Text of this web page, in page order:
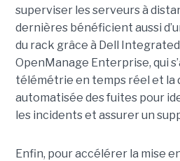
superviser les serveurs à
dernières bénéficient aussi
du rack grâce à Dell
OpenManage Enterprise, qui
télémétrie en temps réel et la
automatisée des fuites pour
les incidents et assurer un
Enfin, pour accélérer la mise